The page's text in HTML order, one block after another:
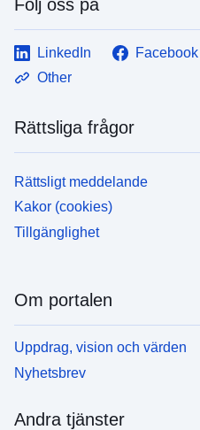
Följ oss på
LinkedIn Facebook
Other
Rättsliga frågor
Rättsligt meddelande
Kakor (cookies)
Tillgänglighet
Om portalen
Uppdrag, vision och värden
Nyhetsbrev
Andra tjänster